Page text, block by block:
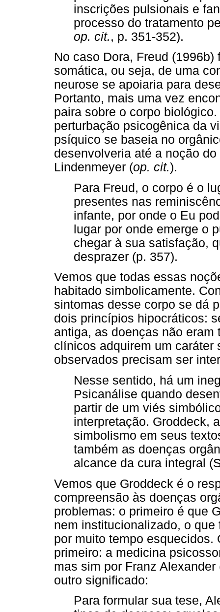
inscrições pulsionais e
processo do tratamento
op. cit., p. 351-352).
No caso Dora, Freud
somática, ou seja, de uma
neurose se apoiaria para
Portanto, mais uma vez
paira sobre o corpo
perturbação psicogênica da
psíquico se baseia no
desenvolveria até a noção
Lindenmeyer (op. cit.).
Para Freud, o corpo é o
presentes nas
infante, por onde o Eu
lugar por onde emerge o
chegar à sua satisfação,
desprazer (p. 357).
Vemos que todas essas
habitado simbolicamente.
sintomas desse corpo se dá
dois princípios hipocráticos:
antiga, as doenças não
clínicos adquirem um caráter
observados precisam ser
Nesse sentido, há um
Psicanálise quando
partir de um viés
interpretação. Groddeck,
simbolismo em seus
também as doenças
alcance da cura integral
Vemos que Groddeck é o
compreensão às doenças
problemas: o primeiro é que
nem institucionalizado, o
por muito tempo esquecidos.
primeiro: a medicina
mas sim por Franz
outro significado:
Para formular sua tese,